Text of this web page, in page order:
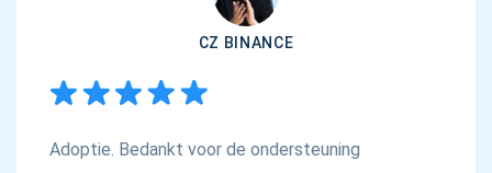
CZ BINANCE
Adoptie. Bedankt voor de ondersteuning